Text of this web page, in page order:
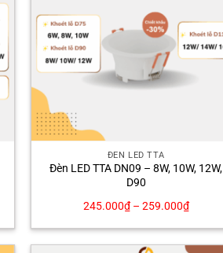
ĐÈN LED TTA
Đèn LED TTA DN09 – 8W, 10W, 12W,
D90
245.000₫– 259.000₫